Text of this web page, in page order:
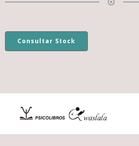
Consultar Stock